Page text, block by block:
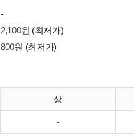
-
2,100원 (최저가)
800원 (최저가)
상
-